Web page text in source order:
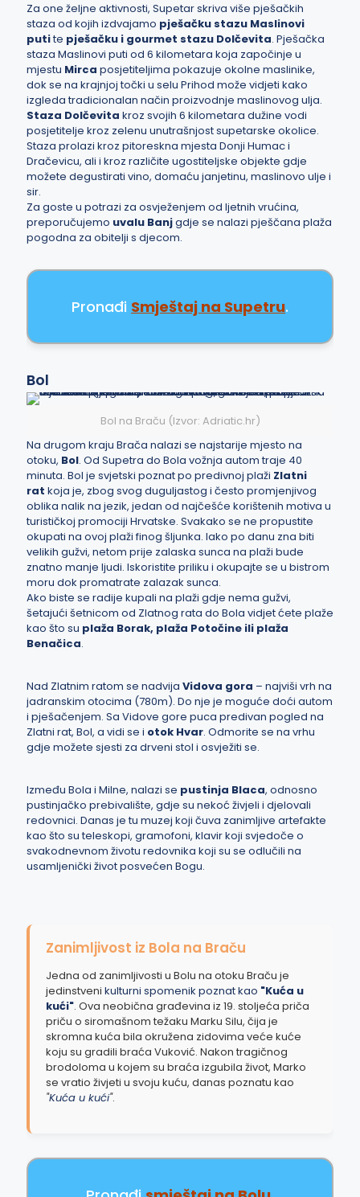
Za one željne aktivnosti, Supetar skriva više pješačkih
staza od kojih izdvajamo pješačku stazu Maslinovi
putite pješačku i gourmet stazu Dolčevita. Pješačka
staza Maslinovi puti od 6 kilometara koja započinje u
mjestu Mirca posjetiteljima pokazuje okolne maslinike,
dok se na krajnjoj točki u selu Prihod može vidjeti kako
izgleda tradicionalan način proizvodnje maslinovog ulja.
Staza Dolčevita kroz svojih 6 kilometara dužine vodi
posjetitelje kroz zelenu unutrašnjost supetarske okolice.
Staza prolazi kroz pitoreskna mjesta Donji Humac i
Dračevicu, ali i kroz različite ugostiteljske objekte gdje
možete degustirati vino, domaću janjetinu, maslinovo ulje i
sir.
Za goste u potrazi za osvježenjem od ljetnih vrućina,
preporučujemo uvalu Banjgdje se nalazi pješčana plaža
pogodna za obitelji s djecom.
Pronađi Smještaj na Supetru.
Bol
Bol na Braču (Izvor: Adriatic.hr)
Na drugom kraju Brača nalazi se najstarije mjesto na
otoku, Bol. Od Supetra do Bola vožnja autom traje 40
minuta. Bol je svjetski poznat po predivnoj plaži Zlatni
rat koja je, zbog svog duguljastog i često promjenjivog
oblika nalik na jezik, jedan od najčešće korištenih motiva u
turističkoj promociji Hrvatske. Svakako se ne propustite
okupati na ovoj plaži finog šljunka. Iako po danu zna biti
velikih gužvi, netom prije zalaska sunca na plaži bude
znatno manje ljudi. Iskoristite priliku i okupajte se u bistrom
moru dok promatrate zalazak sunca.
Ako biste se radije kupali na plaži gdje nema gužvi,
šetajući šetnicom od Zlatnog rata do Bola vidjet ćete plaže
kao što su plaža Borak, plaža Potočine ili plaža
Benačica.
Nad Zlatnim ratom se nadvija Vidova gora – najviši vrh na
jadranskim otocima (780m). Do nje je moguće doći autom
i pješačenjem. Sa Vidove gore puca predivan pogled na
Zlatni rat, Bol, a vidi se i otok Hvar. Odmorite se na vrhu
gdje možete sjesti za drveni stol i osvježiti se.
Između Bola i Milne, nalazi se pustinja Blaca, odnosno
pustinjačko prebivalište, gdje su nekoć živjeli i djelovali
redovnici. Danas je tu muzej koji čuva zanimljive artefakte
kao što su teleskopi, gramofoni, klavir koji svjedoče o
svakodnevnom životu redovnika koji su se odlučili na
usamljenički život posvećen Bogu.
Zanimljivost iz Bola na Braču
Jedna od zanimljivosti u Bolu na otoku Braču je
jedinstveni kulturni spomenik poznat kao "Kuća u
kući". Ova neobična građevina iz 19. stoljeća priča
priču o siromašnom težaku Marku Silu, čija je
skromna kuća bila okružena zidovima veće kuće
koju su gradili braća Vuković. Nakon tragičnog
brodoloma u kojem su braća izgubila život, Marko
se vratio živjeti u svoju kuću, danas poznatu kao
"Kuća u kući".